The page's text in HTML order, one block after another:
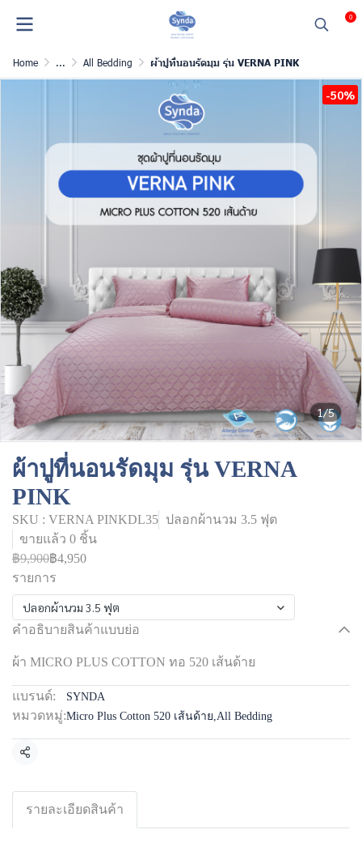
0
Home ... All Bedding ผ้าปูที่นอนรัดมุม รุ่น VERNA PINK
1/5
-50%
ผ้าปูที่นอนรัดมุม รุ่น VERNA
PINK
SKU : VERNA PINKDL35 ปลอกผ้านวม 3.5 ฟุต
ขายแล้ว 0 ชิ้น
฿9,900฿4,950
รายการ
ปลอกผ้านวม 3.5 ฟุต
คำอธิบายสินค้าแบบย่อ
ผ้า MICRO PLUS COTTON ทอ 520 เส้นด้าย
แบรนด์: SYNDA
หมวดหมู่:Micro Plus Cotton 520 เส้นด้าย,All Bedding
แชร์
รายละเอียดสินค้า